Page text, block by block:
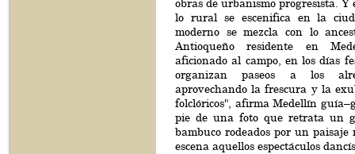
obras de urbanismo progresista. Y
lo rural se escenifica en la
moderno se mezcla con lo
Antioqueño residente en
aficionado al campo, en los días
organizan paseos a los
aprovechando la frescura y la
folclóricos", afirma Medellín
pie de una foto que retrata un
bambuco rodeados por un
escena aquellos espectáculos